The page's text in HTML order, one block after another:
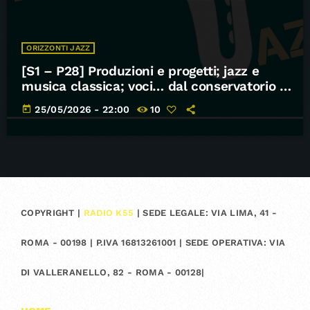
ORIZZONTI JAZZ
[S1 – P28] Produzioni e progetti; jazz e
musica classica; voci… dal conservatorio –
Orizzonti Jazz
today 25/05/2026 - 22:00 10
COPYRIGHT | RADIO K55 | SEDE LEGALE: VIA LIMA, 41 -
ROMA - 00198 | P.IVA 16813261001 | SEDE OPERATIVA: VIA
DI VALLERANELLO, 82 - ROMA - 00128|